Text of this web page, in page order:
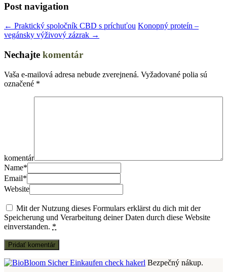
Post navigation
← Praktický spoločník CBD s príchuťou Konopný proteín –
vegánsky výživový zázrak →
Nechajte komentár
Vaša e-mailová adresa nebude zverejnená. Vyžadované polia sú
označené *
komentár
Name*
Email*
Website
Mit der Nutzung dieses Formulars erklärst du dich mit der
Speicherung und Verarbeitung deiner Daten durch diese Website
einverstanden. *
Bezpečný nákup.